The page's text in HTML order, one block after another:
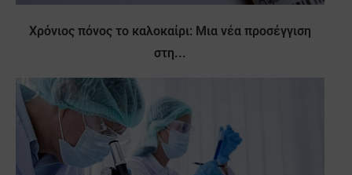
Χρόνιος πόνος το καλοκαίρι: Μια νέα προσέγγιση
στη...